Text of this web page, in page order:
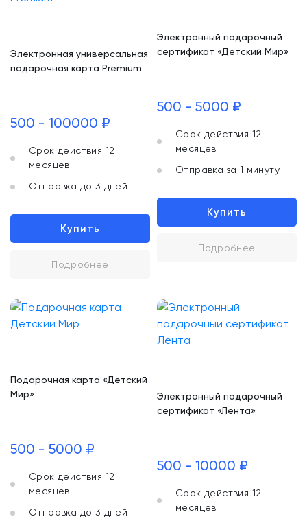
Электронная универсальная
подарочная карта Premium
500 - 100000 ₽
Срок действия 12
месяцев
Отправка до 3 дней
Купить
Подробнее
Электронный подарочный
сертификат «Детский Мир»
500 - 5000 ₽
Срок действия 12
месяцев
Отправка за 1 минуту
Купить
Подробнее
Подарочная карта «Детский
Мир»
500 - 5000 ₽
Срок действия 12
месяцев
Отправка до 3 дней
Электронный подарочный
сертификат «Лента»
500 - 10000 ₽
Срок действия 12
месяцев